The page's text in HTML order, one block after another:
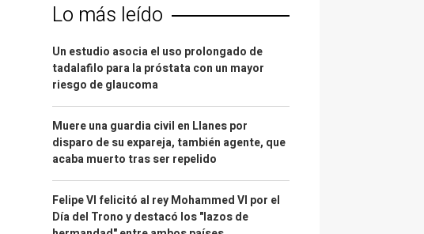
Lo más leído
Un estudio asocia el uso prolongado de
tadalafilo para la próstata con un mayor
riesgo de glaucoma
Muere una guardia civil en Llanes por
disparo de su expareja, también agente, que
acaba muerto tras ser repelido
Felipe VI felicitó al rey Mohammed VI por el
Día del Trono y destacó los "lazos de